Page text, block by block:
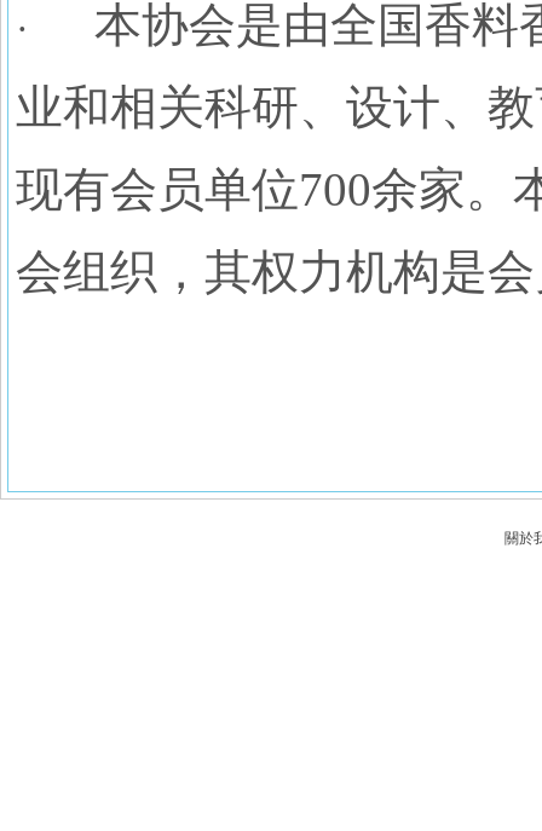
·
本协会是由全国香料
业和相关科研、设计、
现有会员单位700余家。
会组织，其权力机构是
關於